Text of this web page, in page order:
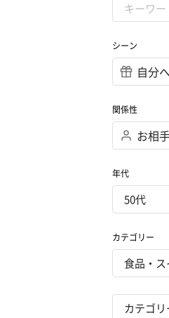
シーン
関係性
年代
カテゴリー